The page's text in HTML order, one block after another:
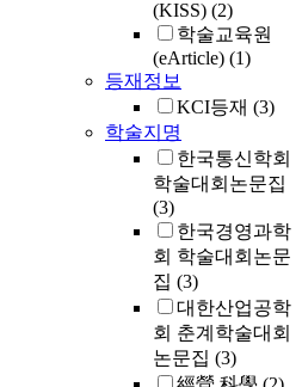
(KISS) (2)
학술교육원
(eArticle) (1)
등재정보
KCI등재 (3)
학술지명
한국통신학회
학술대회논문집
(3)
한국경영과학
회 학술대회논문
집 (3)
대한산업공학
회 춘계학술대회
논문집 (3)